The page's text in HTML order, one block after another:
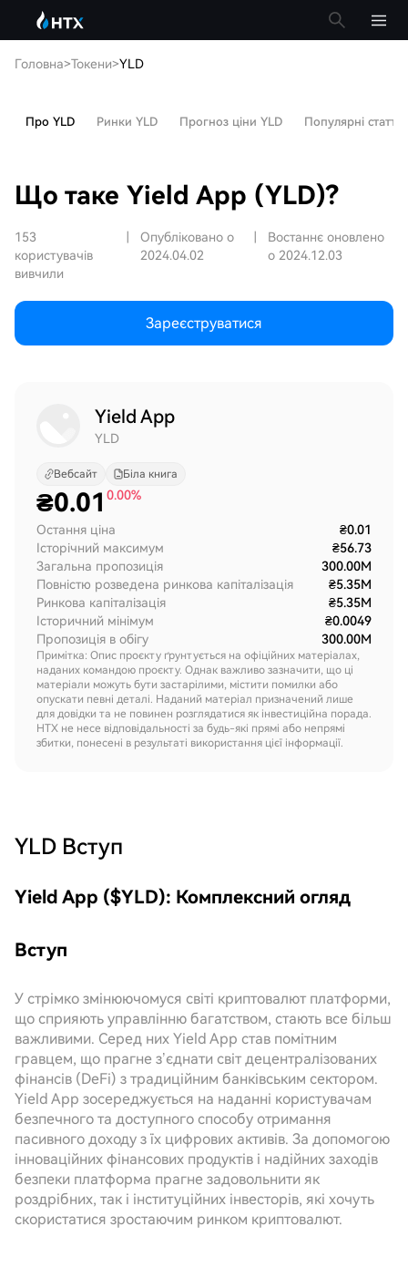
Головна>Токени>YLD
Про YLD Ринки YLD Прогноз ціни YLD Популярні статті
Що таке Yield App (YLD)?
153
користувачів
вивчили
Опубліковано о
2024.04.02
Востаннє оновлено
о 2024.12.03
Зареєструватися
Yield App
YLD
Вебсайт Біла книга
₴0.01 0.00%
Остання ціна
₴0.01
Історічний максимум
₴56.73
Загальна пропозиція
300.00M
Повністю розведена ринкова капіталізація
₴5.35M
Ринкова капіталізація
₴5.35M
Історичний мінімум
₴0.0049
Пропозиція в обігу
300.00M
Примітка: Опис проєкту ґрунтується на офіційних матеріалах,
наданих командою проєкту. Однак важливо зазначити, що ці
матеріали можуть бути застарілими, містити помилки або
опускати певні деталі. Наданий матеріал призначений лише
для довідки та не повинен розглядатися як інвестиційна порада.
HTX не несе відповідальності за будь-які прямі або непрямі
збитки, понесені в результаті використання цієї інформації.
YLD Вступ
Yield App ($YLD): Комплексний огляд
Вступ
У стрімко змінюючомуся світі криптовалют платформи,
що сприяють управлінню багатством, стають все більш
важливими. Серед них Yield App став помітним
гравцем, що прагне з’єднати світ децентралізованих
фінансів (DeFi) з традиційним банківським сектором.
Yield App зосереджується на наданні користувачам
безпечного та доступного способу отримання
пасивного доходу з їх цифрових активів. За допомогою
інноваційних фінансових продуктів і надійних заходів
безпеки платформа прагне задовольнити як
роздрібних, так і інституційних інвесторів, які хочуть
скористатися зростаючим ринком криптовалют.